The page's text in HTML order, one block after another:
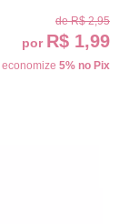
de R$ 2,95
por R$ 1,99
economize 5% no Pix